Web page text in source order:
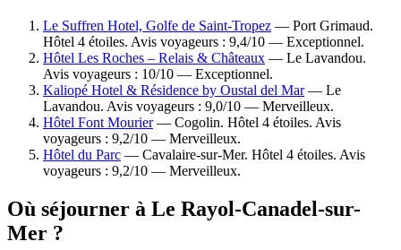
Le Suffren Hotel, Golfe de Saint-Tropez — Port Grimaud.
Hôtel 4 étoiles. Avis voyageurs : 9,4/10 — Exceptionnel.
Hôtel Les Roches – Relais & Châteaux — Le Lavandou.
Avis voyageurs : 10/10 — Exceptionnel.
Kaliopé Hotel & Résidence by Oustal del Mar— Le
Lavandou. Avis voyageurs : 9,0/10 — Merveilleux.
Hôtel Font Mourier— Cogolin. Hôtel 4 étoiles. Avis
voyageurs : 9,2/10 — Merveilleux.
Hôtel du Parc — Cavalaire-sur-Mer. Hôtel 4 étoiles. Avis
voyageurs : 9,2/10 — Merveilleux.
Où séjourner à Le Rayol-Canadel-sur-
Mer ?